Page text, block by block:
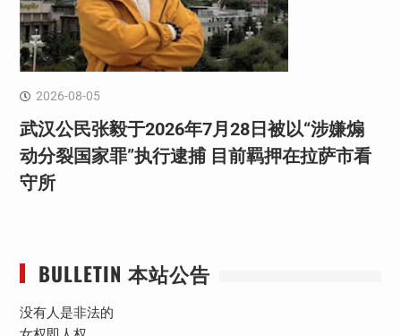
2026-08-05
武汉公民张毅于2026年7月28日被以“涉嫌煽
动分裂国家罪”执行逮捕 目前羁押在拉萨市看
守所
BULLETIN 本站公告
没有人是非法的